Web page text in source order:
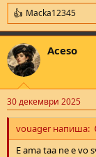
R
e
a
c
t
i
s
:
Macka12345
Aceso
30 декември 2025
vouager напиша:
E ama taa ne e vo